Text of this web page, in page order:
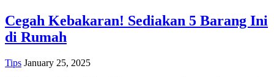
Cegah Kebakaran! Sediakan 5 Barang Ini
di Rumah
Tips January 25, 2025